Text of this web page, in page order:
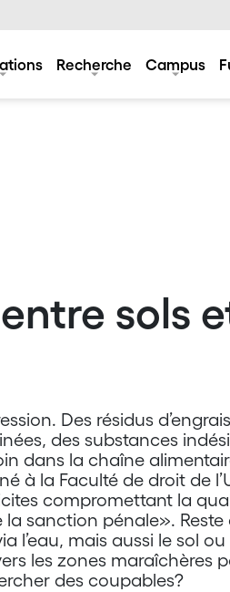
Recherche Campus
sols
Des résidus
des substances
dans la chaîne
à la Faculté de droit de
compromettant la
sanction pénale». Reste
mais aussi le sol ou
les zones maraîchères
des coupables?